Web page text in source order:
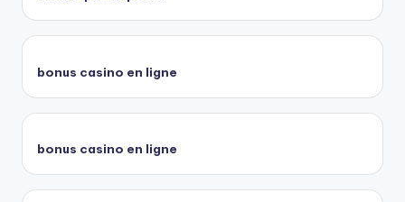
bonus casino en ligne
bonus casino en ligne